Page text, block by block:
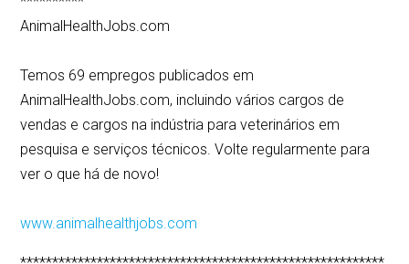
AnimalHealthJobs.com
Temos 69 empregos publicados em
AnimalHealthJobs.com, incluindo vários cargos de
vendas e cargos na indústria para veterinários em
pesquisa e serviços técnicos. Volte regularmente para
ver o que há de novo!
www.animalhealthjobs.com